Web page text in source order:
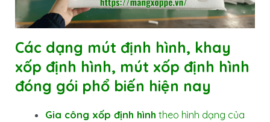
Các dạng mút định hình, khay
xốp định hình, mút xốp định hình
đóng gói phổ biến hiện nay
Gia công xốp định hình theo hình dạng của